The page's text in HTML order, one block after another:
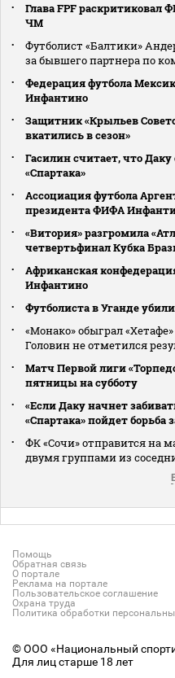
Глава FPF
ЧМ
Футболист «Балтики»
за бывшего партнера по
Федерация футбола
Инфантино
Защитник «Крыльев
вкатились в сезон»
Гасилин считает, что
«Спартака»
Ассоциация футбола
президента ФИФА
«Витория» разгромила
четвертьфинал Кубка
Африканская
Инфантино
Футболиста в Уганде
«Монако» обыграл
Головин не отметился
Матч Первой лиги
пятницы на субботу
«Если Даку начнет
«Спартака» пойдет
ФК «Сочи» отправится на
двумя группами из
Помощь
Обратная связь
О портале
Реклама на портале
Пользовательское соглашение
Охрана труда
Политика обработки
© ООО «Национальный
Для лиц старше 18 лет